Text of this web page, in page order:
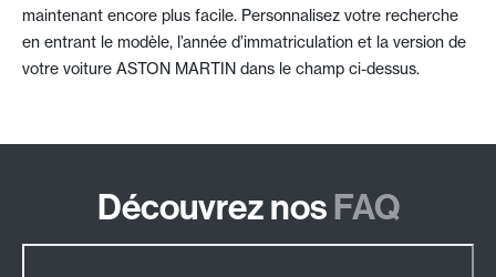
maintenant encore plus facile. Personnalisez votre recherche
en entrant le modèle, l’année d’immatriculation et la version de
votre voiture ASTON MARTIN dans le champ ci-dessus.
Découvrez nosFAQ